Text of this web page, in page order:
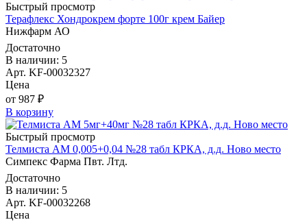
Быстрый просмотр
Терафлекс Хондрокрем форте 100г крем Байер
Нижфарм АО
Достаточно
В наличии: 5
Арт. KF-00032327
Цена
от 987 ₽
В корзину
Быстрый просмотр
Телмиста АМ 0,005+0,04 №28 табл КРКА, д.д. Ново место
Симпекс Фарма Пвт. Лтд.
Достаточно
В наличии: 5
Арт. KF-00032268
Цена